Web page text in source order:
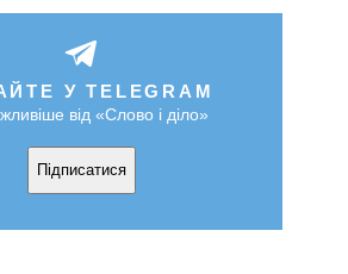
У TELEGRAM
від «Слово і діло»
Підписатися